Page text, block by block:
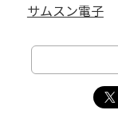
サムスン電子